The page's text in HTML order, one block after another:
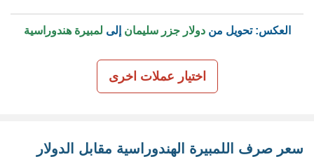
العكس: تحويل مندولار جزر سليمان إلى لمبيرة هندوراسية
اختيار عملات اخرى
سعر صرف اللمبيرة الهندوراسية مقابل الدولار